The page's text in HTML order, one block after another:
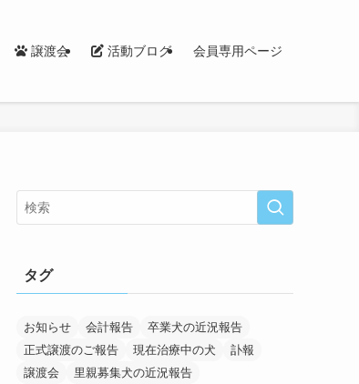
譲渡会 活動ブログ 会員専用ページ
タグ
お知らせ 会計報告
卒業犬の近況報告
正式譲渡のご報告
現在治療中の犬
訃報
譲渡会
里親募集犬の近況報告